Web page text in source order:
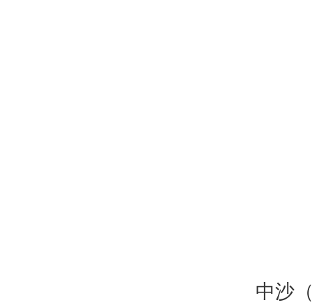
中沙